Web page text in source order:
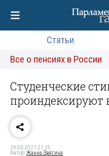
Статьи
Все о пенсиях в России
Студенческие
проиндексируют
29.03.2021 21:25
Автор:Жанна Звягина